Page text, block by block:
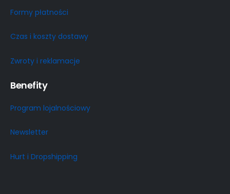
Formy płatności
Czas i koszty dostawy
Zwroty i reklamacje
Benefity
Program lojalnościowy
Newsletter
Hurt i Dropshipping